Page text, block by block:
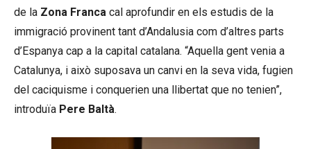
de la Zona Franca cal aprofundir en els estudis de la
immigració provinent tant d’Andalusia com d’altres parts
d’Espanya cap a la capital catalana. “Aquella gent venia a
Catalunya, i això suposava un canvi en la seva vida, fugien
del caciquisme i conquerien una llibertat que no tenien”,
introduïa Pere Baltà.